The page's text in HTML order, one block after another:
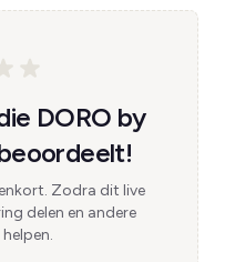
DORO by
Zodra dit live
delen en andere